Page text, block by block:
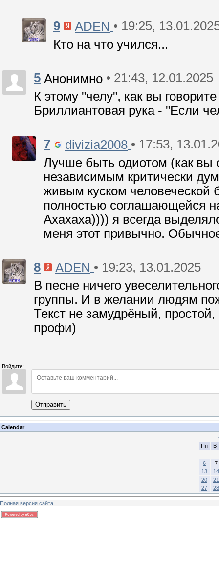
9 ADEN • 19:25,
Кто на что учился...
5 Анонимно • 21:43, 12.01.2025
К этому "челу", как вы
Бриллиантовая рука - "Если
7 divizia2008 • 17:53,
Лучше быть одиотом (как вы
независимым критически
живым куском
полностью соглашающейся
Ахахаха)))) я всегда
меня этот привычно.
8 ADEN • 19:23, 13.01.2025
В песне ничего
группы. И в желании людям
Текст не замудрёный,
профи)
Войдите:
Отправить
Calendar
Пн
Вт
6
7
13
14
20
21
27
28
Полная версия сайта